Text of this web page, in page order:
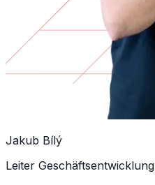
Jakub Bílý
Leiter Geschäftsentwicklung